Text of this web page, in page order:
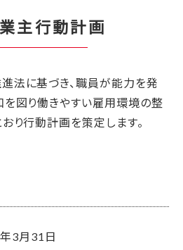
主行動計画
法に基づき、職員が能力を発
を図り働きやすい雇用環境の整
り行動計画を策定します。
3月31日